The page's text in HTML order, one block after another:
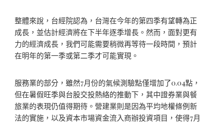
整體來說，台經院認為，台灣在今年的第四季有望轉為正
成長，並估計經濟將在下半年逐季增長。然而，面對更有
力的經濟成長，我們可能需要稍微再等待一段時間，預計
在明年的第一季或第二季才可能實現。
服務業的部分，雖然7月份的氣候測驗點僅增加了0.04點，
但在暑假旺季與台股交投熱絡的推動下，其中證券業與餐
旅業的表現仍值得期待。營建業則是因為平均地權條例新
法的實施，以及資本市場資金流入商辦投資項目，使得7月